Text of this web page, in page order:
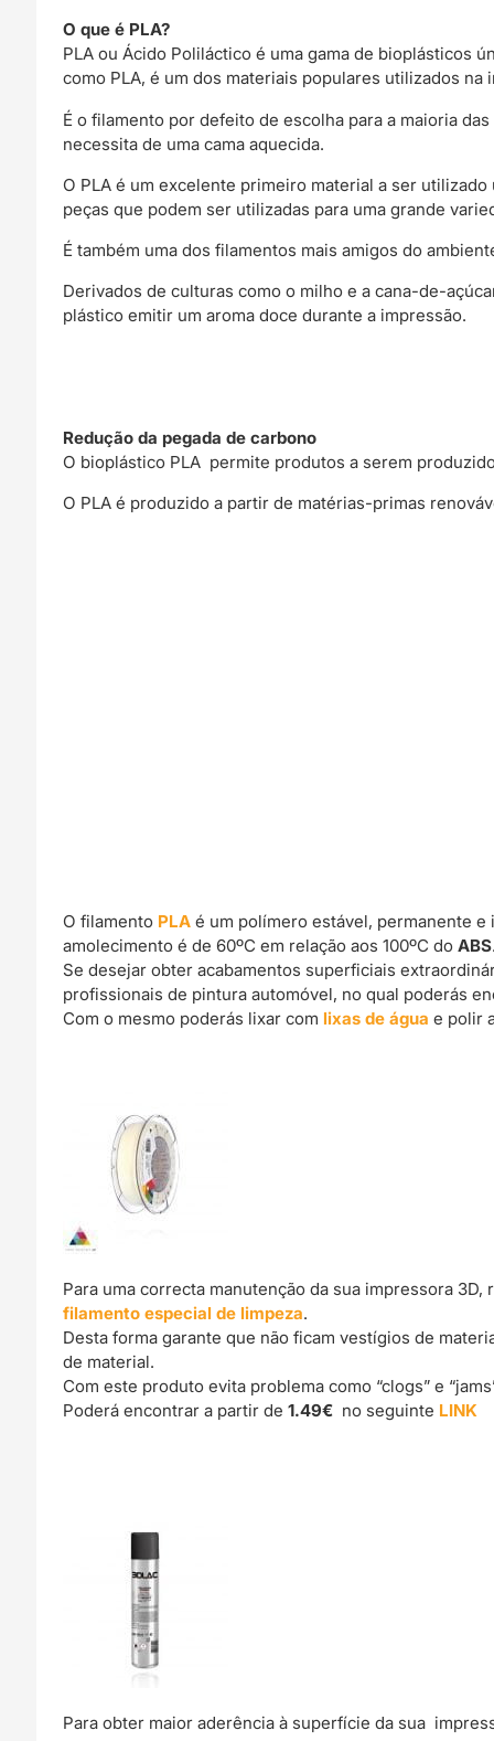
O que é PLA?
PLA ou Ácido Poliláctico é uma gama de bioplásticos
como PLA, é um dos materiais populares utilizados na
É o filamento por defeito de escolha para a maioria
necessita de uma cama aquecida.
O PLA é um excelente primeiro material a ser
peças que podem ser utilizadas para uma grande
É também uma dos filamentos mais amigos do
Derivados de culturas como o milho e a cana-de-
plástico emitir um aroma doce durante a impressão.
Redução da pegada de carbono
O bioplástico PLA permite produtos a serem
O PLA é produzido a partir de matérias-primas
O filamento PLA é um polímero estável, permanente
amolecimento é de 60ºC em relação aos 100ºC doABS
Se desejar obter acabamentos superficiais
profissionais de pintura automóvel, no qual poderás
Com o mesmo poderás lixar com lixas de água e polir
Para uma correcta manutenção da sua impressora
filamento especial de limpeza.
Desta forma garante que não ficam vestígios de
de material.
Com este produto evita problema como “clogs” e
Poderá encontrar a partir de1.49€ no seguinte LINK
Para obter maior aderência à superfície da sua